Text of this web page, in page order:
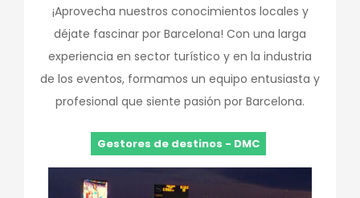
¡Aprovecha nuestros conocimientos locales y
déjate fascinar por Barcelona! Con una larga
experiencia en sector turístico y en la industria
de los eventos, formamos un equipo entusiasta y
profesional que siente pasión por Barcelona.
Gestores de destinos - DMC